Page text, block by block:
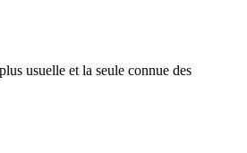
usuelle et la seule connue des